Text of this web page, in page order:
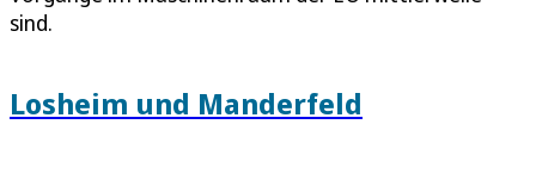
sind.
Losheim und Manderfeld